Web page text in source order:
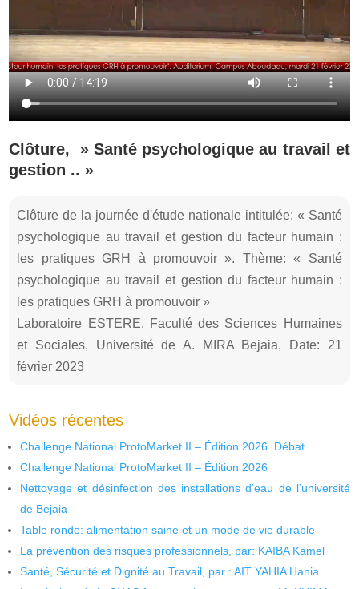
Clôture, » Santé psychologique au travail et
gestion .. »
Clôture de la journée d'étude nationale intitulée: « Santé
psychologique au travail et gestion du facteur humain :
les pratiques GRH à promouvoir ». Thème: « Santé
psychologique au travail et gestion du facteur humain :
les pratiques GRH à promouvoir »
Laboratoire ESTERE, Faculté des Sciences Humaines
et Sociales, Université de A. MIRA Bejaia, Date: 21
février 2023
Vidéos récentes
Challenge National ProtoMarket II – Édition 2026. Débat
Challenge National ProtoMarket II – Édition 2026
Nettoyage et désinfection des installations d’eau de l’université
de Bejaia
Table ronde: alimentation saine et un mode de vie durable
La prévention des risques professionnels, par: KAIBA Kamel
Santé, Sécurité et Dignité au Travail, par : AIT YAHIA Hania